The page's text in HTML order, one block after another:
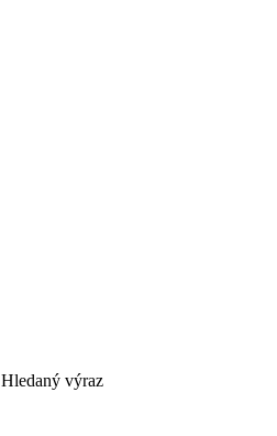
Hledaný výraz